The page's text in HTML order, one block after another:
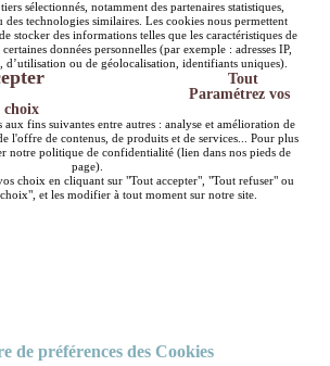
sélectionnés, notamment des partenaires statistiques,
des technologies similaires. Les cookies nous permettent
stocker des informations telles que les caractéristiques de
données personnelles (par exemple : adresses IP,
d’utilisation ou de géolocalisation, identifiants uniques).
Tout
Paramétrez vos
choix
aux fins suivantes entre autres : analyse et amélioration de
l'offre de contenus, de produits et de services... Pour plus
notre politique de confidentialité (lien dans nos pieds de
page).
choix en cliquant sur "Tout accepter", "Tout refuser" ou
et les modifier à tout moment sur notre site.
de préférences des Cookies